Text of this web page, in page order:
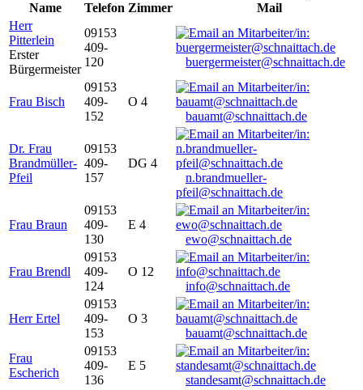
Name
Telefon Zimmer
Mail
Herr
Pitterlein
Erster
Bürgermeister
09153
409-
120
buergermeister@schnaittach.de
Frau Bisch
09153
409-
152
O 4
bauamt@schnaittach.de
Dr. Frau
Brandmüller-
Pfeil
09153
409-
157
DG 4
n.brandmueller-
pfeil@schnaittach.de
Frau Braun
09153
409-
130
E 4
ewo@schnaittach.de
Frau Brendl
09153
409-
124
O 12
info@schnaittach.de
Herr Ertel
09153
409-
153
O 3
bauamt@schnaittach.de
Frau
Escherich
09153
409-
136
E 5
standesamt@schnaittach.de